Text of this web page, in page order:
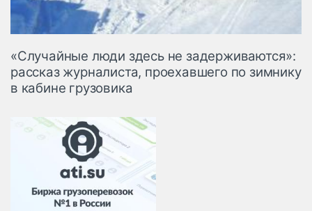
«Случайные люди здесь не задерживаются»:
рассказ журналиста, проехавшего по зимнику
в кабине грузовика